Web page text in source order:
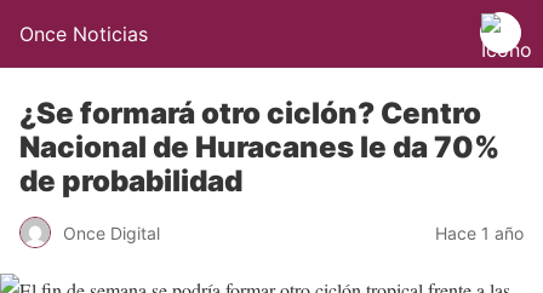
Once Noticias
¿Se formará otro ciclón? Centro
Nacional de Huracanes le da 70%
de probabilidad
Once Digital Hace 1 año